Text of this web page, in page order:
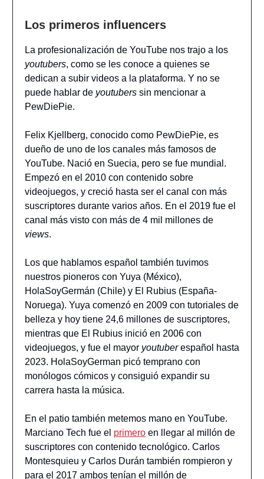
Los primeros influencers
La profesionalización de YouTube nos trajo a los
youtubers, como se les conoce a quienes se
dedican a subir videos a la plataforma. Y no se
puede hablar de youtubers sin mencionar a
PewDiePie.
Felix Kjellberg, conocido como PewDiePie, es
dueño de uno de los canales más famosos de
YouTube. Nació en Suecia, pero se fue mundial.
Empezó en el 2010 con contenido sobre
videojuegos, y creció hasta ser el canal con más
suscriptores durante varios años. En el 2019 fue el
canal más visto con más de 4 mil millones de
views.
Los que hablamos español también tuvimos
nuestros pioneros con Yuya (México),
HolaSoyGermán (Chile) y El Rubius (España-
Noruega). Yuya comenzó en 2009 con tutoriales de
belleza y hoy tiene 24,6 millones de suscriptores,
mientras que El Rubius inició en 2006 con
videojuegos, y fue el mayor youtuberespañol hasta
2023. HolaSoyGerman picó temprano con
monólogos cómicos y consiguió expandir su
carrera hasta la música.
En el patio también metemos mano en YouTube.
Marciano Tech fue el primero en llegar al millón de
suscriptores con contenido tecnológico. Carlos
Montesquieu y Carlos Durán también rompieron y
para el 2017 ambos tenían el millón de